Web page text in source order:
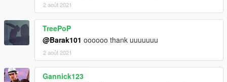
2 août 2021
TreePoP
@Barak101 oooooo thank uuuuuuu
2 août 2021
Gannick123